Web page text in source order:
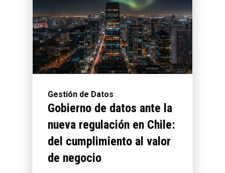
Gestión de Datos
Gobierno de datos ante la
nueva regulación en Chile:
del cumplimiento al valor
de negocio